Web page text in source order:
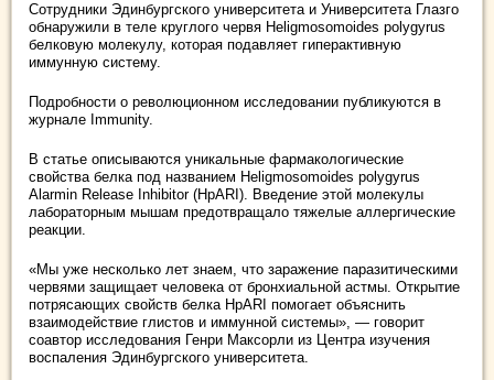
Сотрудники Эдинбургского университета и Университета Глазго
обнаружили в теле круглого червя Heligmosomoides polygyrus
белковую молекулу, которая подавляет гиперактивную
иммунную систему.
Подробности о революционном исследовании публикуются в
журнале Immunity.
В статье описываются уникальные фармакологические
свойства белка под названием Heligmosomoides polygyrus
Alarmin Release Inhibitor (HpARI). Введение этой молекулы
лабораторным мышам предотвращало тяжелые аллергические
реакции.
«Мы уже несколько лет знаем, что заражение паразитическими
червями защищает человека от бронхиальной астмы. Открытие
потрясающих свойств белка HpARI помогает объяснить
взаимодействие глистов и иммунной системы», — говорит
соавтор исследования Генри Максорли из Центра изучения
воспаления Эдинбургского университета.